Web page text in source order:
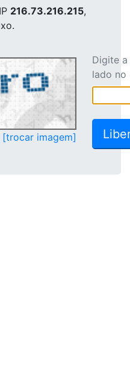
216.73.216.215,
[trocar imagem]
Digite
lado no